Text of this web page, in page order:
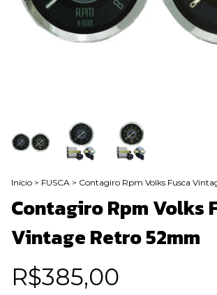
Início > FUSCA > Contagiro Rpm Volks Fusca
Contagiro Rpm Volks
Vintage Retro 52mm
R$385,00